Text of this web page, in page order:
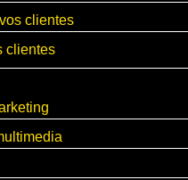
clientes
clientes